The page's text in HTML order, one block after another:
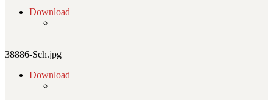
Download
38886-Sch.jpg
Download